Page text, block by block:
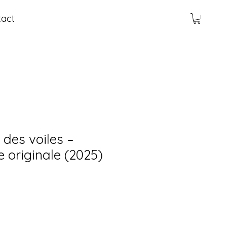
voiles –
originale (2025)